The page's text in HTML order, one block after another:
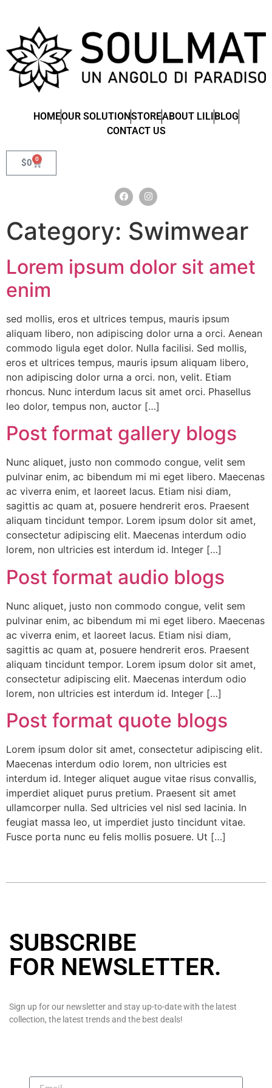
HOMEOUR SOLUTIONSTOREABOUT LILIBLOG
CONTACT US
$0 0
Category: Swimwear
Lorem ipsum dolor sit amet
enim
sed mollis, eros et ultrices tempus, mauris ipsum
aliquam libero, non adipiscing dolor urna a orci. Aenean
commodo ligula eget dolor. Nulla facilisi. Sed mollis,
eros et ultrices tempus, mauris ipsum aliquam libero,
non adipiscing dolor urna a orci. non, velit. Etiam
rhoncus. Nunc interdum lacus sit amet orci. Phasellus
leo dolor, tempus non, auctor […]
Post format gallery blogs
Nunc aliquet, justo non commodo congue, velit sem
pulvinar enim, ac bibendum mi mi eget libero. Maecenas
ac viverra enim, et laoreet lacus. Etiam nisi diam,
sagittis ac quam at, posuere hendrerit eros. Praesent
aliquam tincidunt tempor. Lorem ipsum dolor sit amet,
consectetur adipiscing elit. Maecenas interdum odio
lorem, non ultricies est interdum id. Integer […]
Post format audio blogs
Nunc aliquet, justo non commodo congue, velit sem
pulvinar enim, ac bibendum mi mi eget libero. Maecenas
ac viverra enim, et laoreet lacus. Etiam nisi diam,
sagittis ac quam at, posuere hendrerit eros. Praesent
aliquam tincidunt tempor. Lorem ipsum dolor sit amet,
consectetur adipiscing elit. Maecenas interdum odio
lorem, non ultricies est interdum id. Integer […]
Post format quote blogs
Lorem ipsum dolor sit amet, consectetur adipiscing elit.
Maecenas interdum odio lorem, non ultricies est
interdum id. Integer aliquet augue vitae risus convallis,
imperdiet aliquet purus pretium. Praesent sit amet
ullamcorper nulla. Sed ultricies vel nisl sed lacinia. In
feugiat massa leo, ut imperdiet justo tincidunt vitae.
Fusce porta nunc eu felis mollis posuere. Ut […]
SUBSCRIBE
FOR NEWSLETTER.
Sign up for our newsletter and stay up-to-date with the latest
collection, the latest trends and the best deals!